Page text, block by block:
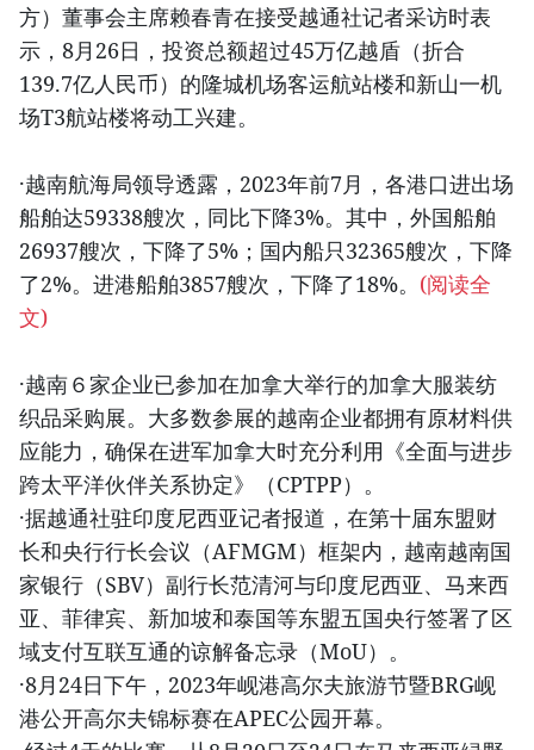
方）董事会主席赖春青在接受越通社记者采访时表
示，8月26日，投资总额超过45万亿越盾（折合
139.7亿人民币）的隆城机场客运航站楼和新山一机
场T3航站楼将动工兴建。
·越南航海局领导透露，2023年前7月，各港口进出场
船舶达59338艘次，同比下降3%。其中，外国船舶
26937艘次，下降了5%；国内船只32365艘次，下降
了2%。进港船舶3857艘次，下降了18%。 (阅读全
文)
·越南６家企业已参加在加拿大举行的加拿大服装纺
织品采购展。大多数参展的越南企业都拥有原材料供
应能力，确保在进军加拿大时充分利用《全面与进步
跨太平洋伙伴关系协定》（CPTPP）。
·据越通社驻印度尼西亚记者报道，在第十届东盟财
长和央行行长会议（AFMGM）框架内，越南越南国
家银行（SBV）副行长范清河与印度尼西亚、马来西
亚、菲律宾、新加坡和泰国等东盟五国央行签署了区
域支付互联互通的谅解备忘录（MoU）。
·8月24日下午，2023年岘港高尔夫旅游节暨BRG岘
港公开高尔夫锦标赛在APEC公园开幕。